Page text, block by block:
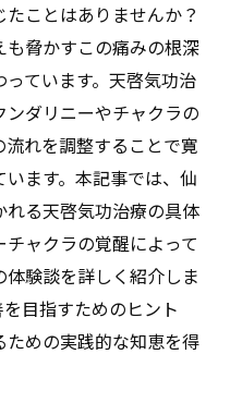
ことはありませんか？
脅かすこの痛みの根深
ています。天啓気功治
ダリニーやチャクラの
れを調整することで寛
ます。本記事では、仙
る天啓気功治療の具体
ャクラの覚醒によって
験談を詳しく紹介しま
目指すためのヒント
めの実践的な知恵を得